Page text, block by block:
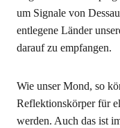
um Signale von
entlegene Länder
darauf zu empfangen.
Wie unser Mond, so
Reflektionskörper für
werden. Auch das ist